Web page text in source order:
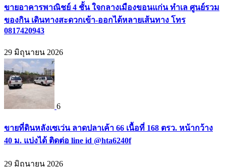
ขายอาคารพาณิชย์ 4 ชั้น ใจกลางเมืองขอนแก่น ทำเล ศูนย์รวม
ของกิน เดินทางสะดวกเข้า-ออกได้หลายเส้นทาง โทร
0817420943
29 มิถุนายน 2026
6
ขายที่ดินหลังเซเว่น ลาดปลาเค้า 66 เนื้อที่ 168 ตรว. หน้ากว้าง
40 ม. แบ่งได้ ติดต่อ line id @hta6240f
29 มิถุนายน 2026